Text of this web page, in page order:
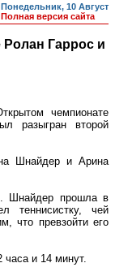
Понедельник, 10 Август
Полная версия сайта
Ролан Гаррос и
чемпионате
разыгран второй
Шнайдер и Арина
Шнайдер прошла в
теннисистку, чей
что превзойти его
часа и 14 минут.